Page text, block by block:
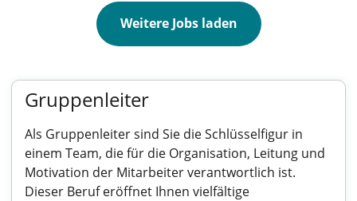
Weitere Jobs laden
Gruppenleiter
Als Gruppenleiter sind Sie die Schlüsselfigur in
einem Team, die für die Organisation, Leitung und
Motivation der Mitarbeiter verantwortlich ist.
Dieser Beruf eröffnet Ihnen vielfältige